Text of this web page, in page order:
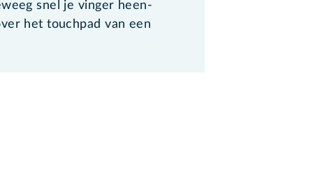
snel je vinger heen-
het touchpad van een